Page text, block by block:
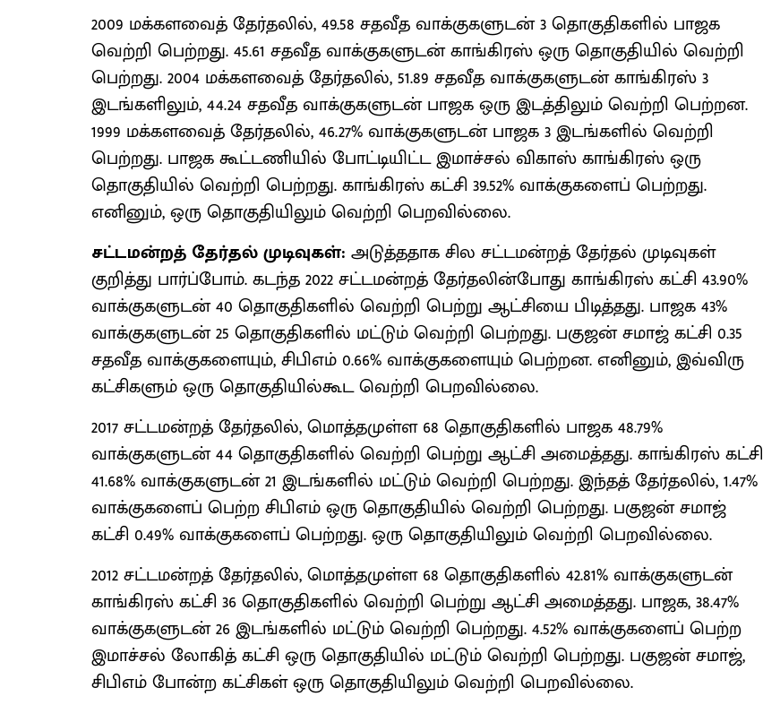
2009 மக்களவைத் தேர்தலில், 49.58 சதவீத வாக்குகளுடன் 3 தொகுதிகளில் பாஜக
வெற்றி பெற்றது. 45.61 சதவீத வாக்குகளுடன் காங்கிரஸ் ஒரு தொகுதியில் வெற்றி
பெற்றது. 2004 மக்களவைத் தேர்தலில், 51.89 சதவீத வாக்குகளுடன் காங்கிரஸ் 3
இடங்களிலும், 44.24 சதவீத வாக்குகளுடன் பாஜக ஒரு இடத்திலும் வெற்றி பெற்றன.
1999 மக்களவைத் தேர்தலில், 46.27% வாக்குகளுடன் பாஜக 3 இடங்களில் வெற்றி
பெற்றது. பாஜக கூட்டணியில் போட்டியிட்ட இமாச்சல் விகாஸ் காங்கிரஸ் ஒரு
தொகுதியில் வெற்றி பெற்றது. காங்கிரஸ் கட்சி 39.52% வாக்குகளைப் பெற்றது.
எனினும், ஒரு தொகுதியிலும் வெற்றி பெறவில்லை.
சட்டமன்றத் தேர்தல் முடிவுகள்: அடுத்ததாக சில சட்டமன்றத் தேர்தல் முடிவுகள்
குறித்து பார்ப்போம். கடந்த 2022 சட்டமன்றத் தேர்தலின்போது காங்கிரஸ் கட்சி 43.90%
வாக்குகளுடன் 40 தொகுதிகளில் வெற்றி பெற்று ஆட்சியை பிடித்தது. பாஜக 43%
வாக்குகளுடன் 25 தொகுதிகளில் மட்டும் வெற்றி பெற்றது. பகுஜன் சமாஜ் கட்சி 0.35
சதவீத வாக்குகளையும், சிபிஎம் 0.66% வாக்குகளையும் பெற்றன. எனினும், இவ்விரு
கட்சிகளும் ஒரு தொகுதியில்கூட வெற்றி பெறவில்லை.
2017 சட்டமன்றத் தேர்தலில், மொத்தமுள்ள 68 தொகுதிகளில் பாஜக 48.79%
வாக்குகளுடன் 44 தொகுதிகளில் வெற்றி பெற்று ஆட்சி அமைத்தது. காங்கிரஸ் கட்சி
41.68% வாக்குகளுடன் 21 இடங்களில் மட்டும் வெற்றி பெற்றது. இந்தத் தேர்தலில், 1.47%
வாக்குகளைப் பெற்ற சிபிஎம் ஒரு தொகுதியில் வெற்றி பெற்றது. பகுஜன் சமாஜ்
கட்சி 0.49% வாக்குகளைப் பெற்றது. ஒரு தொகுதியிலும் வெற்றி பெறவில்லை.
2012 சட்டமன்றத் தேர்தலில், மொத்தமுள்ள 68 தொகுதிகளில் 42.81% வாக்குகளுடன்
காங்கிரஸ் கட்சி 36 தொகுதிகளில் வெற்றி பெற்று ஆட்சி அமைத்தது. பாஜக, 38.47%
வாக்குகளுடன் 26 இடங்களில் மட்டும் வெற்றி பெற்றது. 4.52% வாக்குகளைப் பெற்ற
இமாச்சல் லோகித் கட்சி ஒரு தொகுதியில் மட்டும் வெற்றி பெற்றது. பகுஜன் சமாஜ்,
சிபிஎம் போன்ற கட்சிகள் ஒரு தொகுதியிலும் வெற்றி பெறவில்லை.